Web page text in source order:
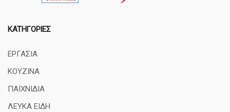
ΚΑΤΗΓΟΡΊΕΣ
ΕΡΓΑΣΙΑ
ΚΟΥΖΙΝΑ
ΠΑΙΧΝΙΔΙΑ
ΛΕΥΚΑ ΕΙΔΗ